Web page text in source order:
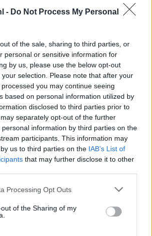
- Do Not Process My Personal
of the sale, sharing to third parties, or
personal or sensitive information for
by us, please use the below opt-out
selection. Please note that after your
you may continue seeing
based on personal information utilized by
disclosed to third parties prior to
separately opt-out of the further
information by third parties on the
participants. This information may
us to third parties on the IAB’s List of
that may further disclose it to other
Processing Opt Outs
of the Sharing of my
incasseert miljoenen: transfer Leo
zet deur open voor miljoenen: Ueda
mogen vertrekken
sluit voorbereiding bijna af: dit staat
programma
Persie ontkracht geruchten over
Marokko
Portugal Feyenoord in de
rond Hadj Moussa?
verhaal van Calvin Stengs